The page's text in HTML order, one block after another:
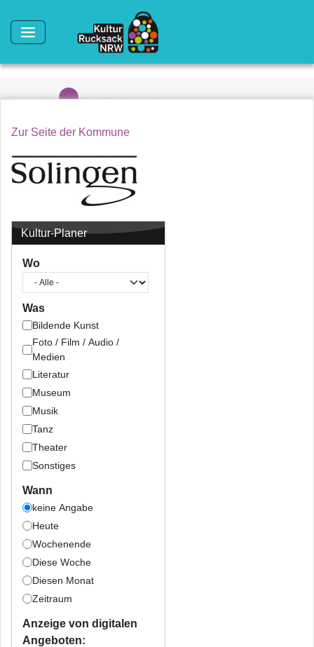
Zur Seite der Kommune
Kultur-Planer
Wo
Was
Bildende Kunst
Foto / Film / Audio /
Medien
Literatur
Museum
Musik
Tanz
Theater
Sonstiges
Wann
keine Angabe
Heute
Wochenende
Diese Woche
Diesen Monat
Zeitraum
Anzeige von digitalen
Angeboten: